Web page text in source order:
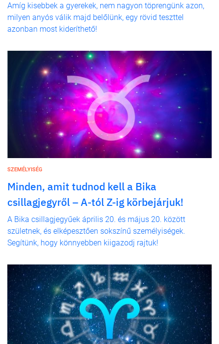
Amíg kisebbek a gyerekek, nem nagyon töprengünk azon,
milyen anyós válik majd belőlünk, egy rövid teszttel
azonban most kideríthető!
SZEMÉLYISÉG
Minden, amit tudnod kell a Bika
csillagjegyről – A-tól Z-ig körbejárjuk!
A Bika csillagjegyűek április 20. és május 20. között
születnek, és elképesztően sokszínű személyiségek.
Segítünk, hogy könnyebben kiigazodj rajtuk!